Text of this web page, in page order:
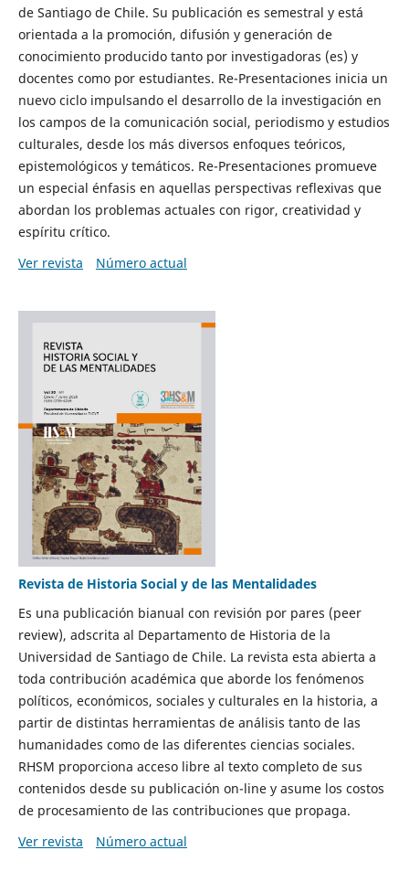
de Santiago de Chile. Su publicación es semestral y está
orientada a la promoción, difusión y generación de
conocimiento producido tanto por investigadoras (es) y
docentes como por estudiantes. Re-Presentaciones inicia un
nuevo ciclo impulsando el desarrollo de la investigación en
los campos de la comunicación social, periodismo y estudios
culturales, desde los más diversos enfoques teóricos,
epistemológicos y temáticos. Re-Presentaciones promueve
un especial énfasis en aquellas perspectivas reflexivas que
abordan los problemas actuales con rigor, creatividad y
espíritu crítico.
Ver revista
Número actual
Revista de Historia Social y de las Mentalidades
Es una publicación bianual con revisión por pares (peer
review), adscrita al Departamento de Historia de la
Universidad de Santiago de Chile. La revista esta abierta a
toda contribución académica que aborde los fenómenos
políticos, económicos, sociales y culturales en la historia, a
partir de distintas herramientas de análisis tanto de las
humanidades como de las diferentes ciencias sociales.
RHSM proporciona acceso libre al texto completo de sus
contenidos desde su publicación on-line y asume los costos
de procesamiento de las contribuciones que propaga.
Ver revista
Número actual